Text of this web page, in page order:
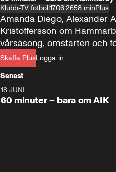
Klubb-TV fotboll17.06.2658 minPlus
Skaffa PlusLogga in
Amanda Diego, Alexander
Kristoffersson om
vårsäsong, omstarten och
Senast
Plus
18 JUNI
60 minuter – bara om AIK